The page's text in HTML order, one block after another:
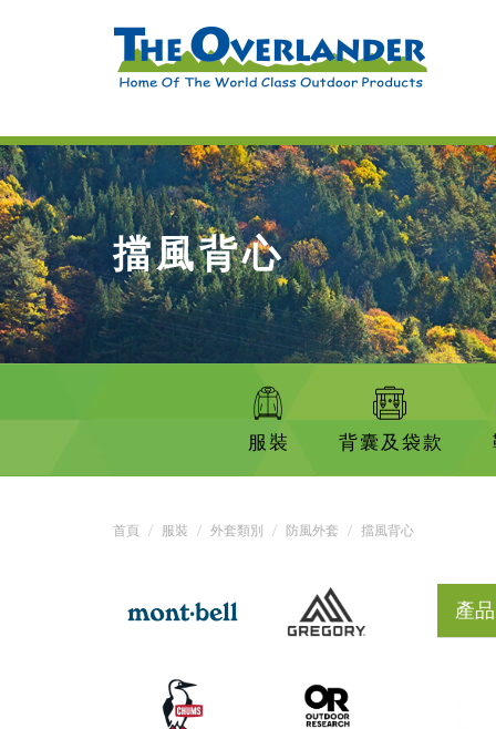
擋風背心
服裝 背囊及袋款
首頁 服裝 外套類別 防風外套 擋風背心
產品